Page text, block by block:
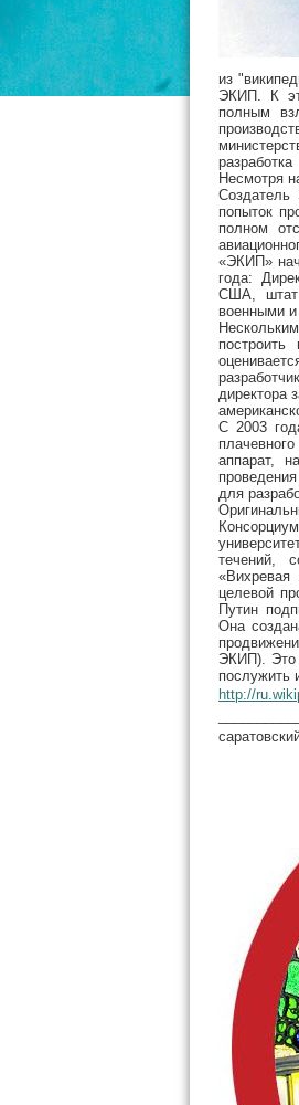
из
ЭКИП. К
полным
Несмотря
попыток
полном
«ЭКИП»
года:
США, штат
военными и
директора
С 2003
аппарат,
для
течений,
«Вихревая
целевой
Путин
Она
ЭКИП). Это
послужить
http://